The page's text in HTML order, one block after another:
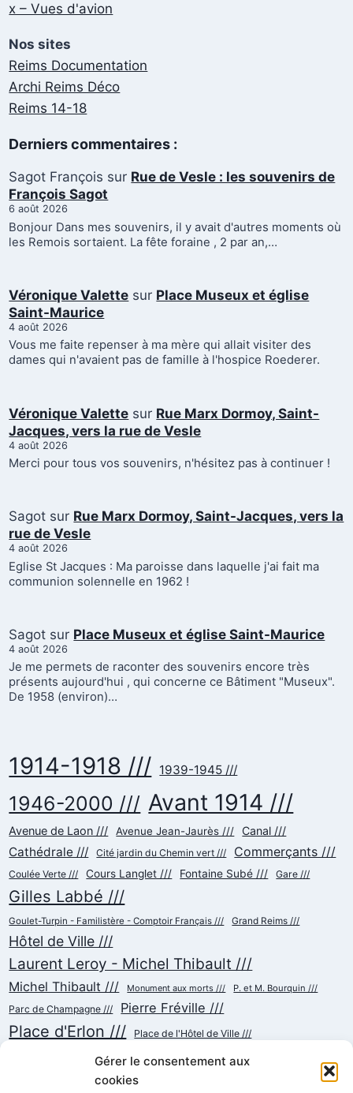
Gérer le consentement aux
cookies
x – Vues d'avion
Nos sites
Reims Documentation
Archi Reims Déco
Reims 14-18
Derniers commentaires :
Sagot François sur Rue de Vesle : les souvenirs de
François Sagot
6 août 2026
Bonjour Dans mes souvenirs, il y avait d'autres moments où
les Remois sortaient. La fête foraine , 2 par an,…
Véronique Valette sur Place Museux et église
Saint-Maurice
4 août 2026
Vous me faite repenser à ma mère qui allait visiter des
dames qui n'avaient pas de famille à l'hospice Roederer.
Véronique Valette sur Rue Marx Dormoy, Saint-
Jacques, vers la rue de Vesle
4 août 2026
Merci pour tous vos souvenirs, n'hésitez pas à continuer !
Sagot sur Rue Marx Dormoy, Saint-Jacques, vers la
rue de Vesle
4 août 2026
Eglise St Jacques : Ma paroisse dans laquelle j'ai fait ma
communion solennelle en 1962 !
Sagot sur Place Museux et église Saint-Maurice
4 août 2026
Je me permets de raconter des souvenirs encore très
présents aujourd'hui , qui concerne ce Bâtiment "Museux".
De 1958 (environ)…
1914-1918 /// 1939-1945 ///
1946-2000 /// Avant 1914 ///
Avenue de Laon /// Avenue Jean-Jaurès /// Canal ///
Cathédrale /// Cité jardin du Chemin vert /// Commerçants ///
Coulée Verte /// Cours Langlet /// Fontaine Subé /// Gare ///
Gilles Labbé ///
Goulet-Turpin - Familistère - Comptoir Français /// Grand Reims ///
Hôtel de Ville ///
Laurent Leroy - Michel Thibault ///
Michel Thibault /// Monument aux morts /// P. et M. Bourquin ///
Parc de Champagne /// Pierre Fréville ///
Place d'Erlon /// Place de l'Hôtel de Ville ///
Place de la République /// Place du Cardinal Luçon ///
Place du Forum/des Marchés ///